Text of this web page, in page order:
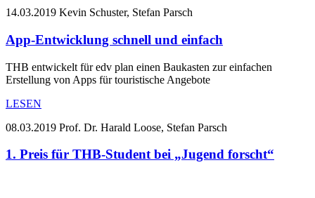
14.03.2019 Kevin Schuster, Stefan Parsch
App-Entwicklung schnell und einfach
THB entwickelt für edv plan einen Baukasten zur einfachen
Erstellung von Apps für touristische Angebote
LESEN
08.03.2019 Prof. Dr. Harald Loose, Stefan Parsch
1. Preis für THB-Student bei „Jugend forscht“